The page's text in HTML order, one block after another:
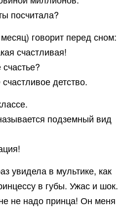
посчитала?
говорит перед сном:
счастливая!
детство.
подземный вид
увидела в мультике, как
в губы. Ужас и шок.
не надо принца! Он меня